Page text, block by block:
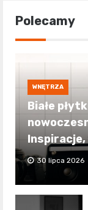
Polecamy
WNĘTRZA
Białe
30 lipca 2026